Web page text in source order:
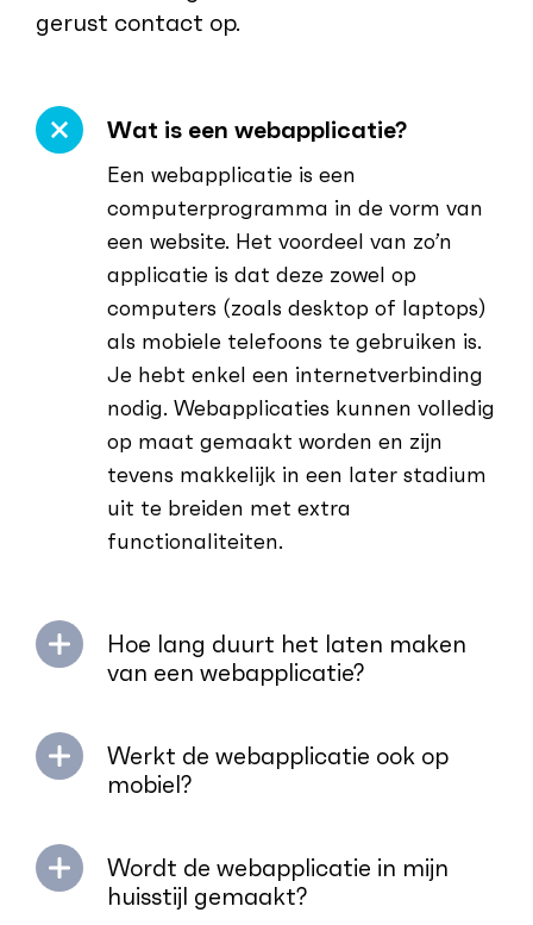
gerust contact op.
Wat is een webapplicatie?
Een webapplicatie is een
computerprogramma in de vorm van
een website. Het voordeel van zo’n
applicatie is dat deze zowel op
computers (zoals desktop of laptops)
als mobiele telefoons te gebruiken is.
Je hebt enkel een internetverbinding
nodig. Webapplicaties kunnen volledig
op maat gemaakt worden en zijn
tevens makkelijk in een later stadium
uit te breiden met extra
functionaliteiten.
Hoe lang duurt het laten maken
van een webapplicatie?
Werkt de webapplicatie ook op
mobiel?
Wordt de webapplicatie in mijn
huisstijl gemaakt?